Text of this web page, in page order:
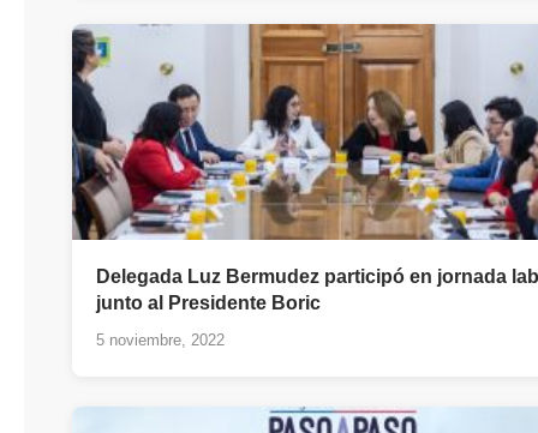
Delegada Luz Bermudez participó en jornada
junto al Presidente Boric
5 noviembre, 2022